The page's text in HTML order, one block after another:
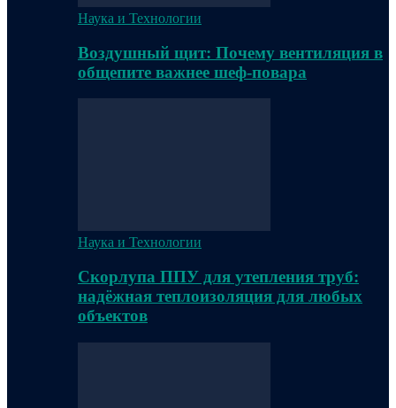
Наука и Технологии
Воздушный щит: Почему вентиляция в
общепите важнее шеф-повара
Наука и Технологии
Скорлупа ППУ для утепления труб:
надёжная теплоизоляция для любых
объектов